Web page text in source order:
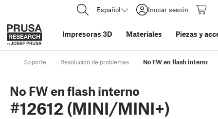
Español Iniciar sesión
Impresoras 3D Materiales Piezas y
Soporte Resolución de problemas No FW en flash interno
No FW en flash interno
#12612 (MINI/MINI+)